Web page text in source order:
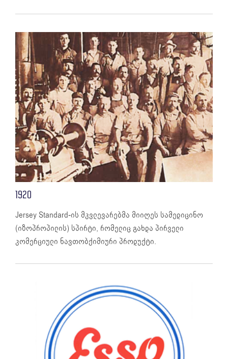
1920
Jersey Standard-ის მკვლევარებმა მიიღეს სამედიცინო
(იზოპროპილის) სპირტი, რომელიც გახდა პირველი
კომერციული ნავთობქიმიური პროდუქტი.